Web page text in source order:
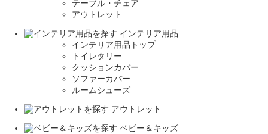
テーブル・チェア
アウトレット
インテリア用品
インテリア用品トップ
トイレタリー
クッションカバー
ソファーカバー
ルームシューズ
アウトレット
ベビー＆キッズ